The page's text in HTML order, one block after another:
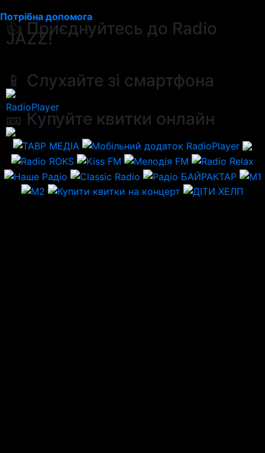
Потрібна допомога
👍 Приєднуйтесь до Radio
JAZZ!
📱 Слухайте зі смартфона
RadioPlayer
🎫 Купуйте квитки онлайн